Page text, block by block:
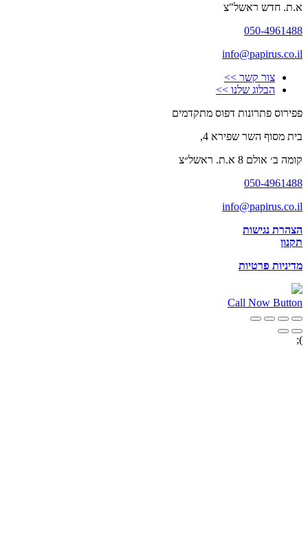
א.ת. חדש ראשל"צ
050-4961488
info@papirus.co.il
צור קשר >>
הבלוג שלנו >>
פפירוס פתרונות דפוס מתקדמים
בית מסוף השר שפירא 4,
קומה ב׳ אולם 8 א.ת. ראשל״צ
050-4961488
info@papirus.co.il
הצהרת נגישות
תקנון
מדיניות פרטיות
Call Now Button
);